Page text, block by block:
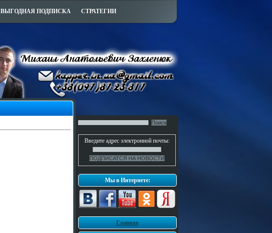
ВЫГОДНАЯ ПОДПИСКА СТРАТЕГИИ
Введите адрес электронной почты:
Мы в Интернете:
Главная